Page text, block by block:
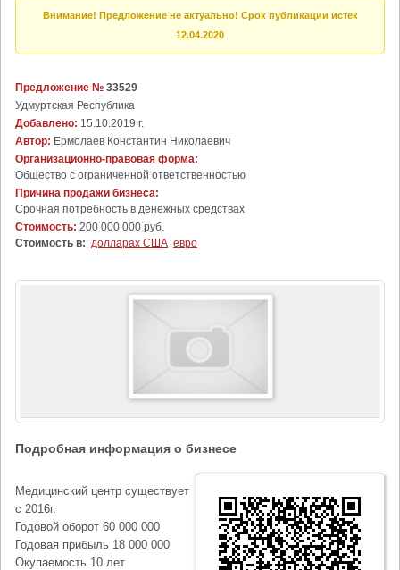
Внимание! Предложение не актуально! Срок публикации истек
12.04.2020
Предложение № 33529
Удмуртская Республика
Добавлено: 15.10.2019 г.
Автор: Ермолаев Константин Николаевич
Организационно-правовая форма:
Общество с ограниченной ответственностью
Причина продажи бизнеса:
Срочная потребность в денежных средствах
Стоимость: 200 000 000 руб.
Стоимость в: долларах США евро
Подробная информация о бизнесе
Медицинский центр существует
с 2016г.
Годовой оборот 60 000 000
Годовая прибыль 18 000 000
Окупаемость 10 лет